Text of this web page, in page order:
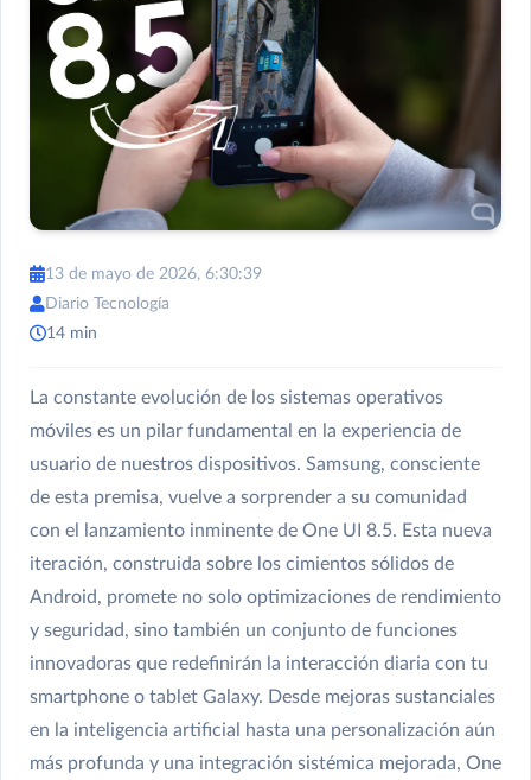
13 de mayo de 2026, 6:30:39
Diario Tecnología
14 min
La constante evolución de los sistemas operativos
móviles es un pilar fundamental en la experiencia de
usuario de nuestros dispositivos. Samsung, consciente
de esta premisa, vuelve a sorprender a su comunidad
con el lanzamiento inminente de One UI 8.5. Esta nueva
iteración, construida sobre los cimientos sólidos de
Android, promete no solo optimizaciones de rendimiento
y seguridad, sino también un conjunto de funciones
innovadoras que redefinirán la interacción diaria con tu
smartphone o tablet Galaxy. Desde mejoras sustanciales
en la inteligencia artificial hasta una personalización aún
más profunda y una integración sistémica mejorada, One